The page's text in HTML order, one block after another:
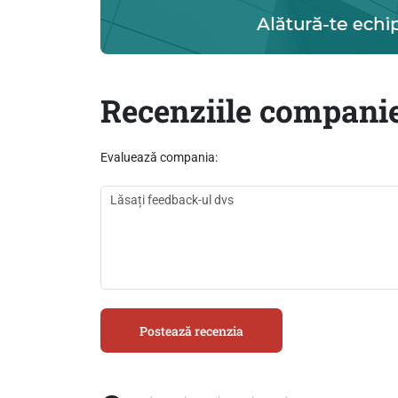
Recenziile
Evaluează compania:
Postează recenzia